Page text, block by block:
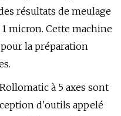
résultats de meulage
micron. Cette machine
la préparation
à 5 axes sont
d'outils appelé